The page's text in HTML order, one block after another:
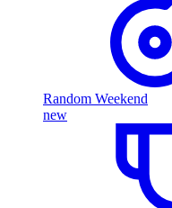
Random Weekend
new